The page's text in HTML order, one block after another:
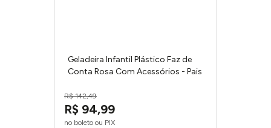
Geladeira Infantil Plástico Faz de
Conta Rosa Com Acessórios - Pais
R$ 142,49
R$ 94,99
no boleto ou PIX